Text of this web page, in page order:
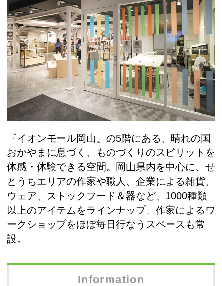
『イオンモール岡山』の5階にある、晴れの国
おかやまに息づく、ものづくりのスピリットを
体感・体験できる空間。岡山県内を中心に、せ
とうちエリアの作家や職人、企業による雑貨、
ウェア、ストックフード＆器など、1000種類
以上のアイテムをラインナップ。作家によるワ
ークショップをほぼ毎日行なうスペースも常
設。
Information